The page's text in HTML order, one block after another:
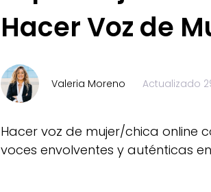
Hacer Voz de
Valeria Moreno Actualizado
Hacer voz de mujer/chica online
voces envolventes y auténticas